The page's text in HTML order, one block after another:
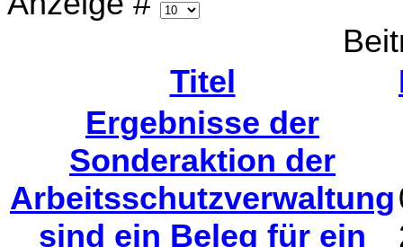
Titel
Ergebnisse der
Sonderaktion der
Arbeitsschutzverwaltung
sind ein Beleg für ein